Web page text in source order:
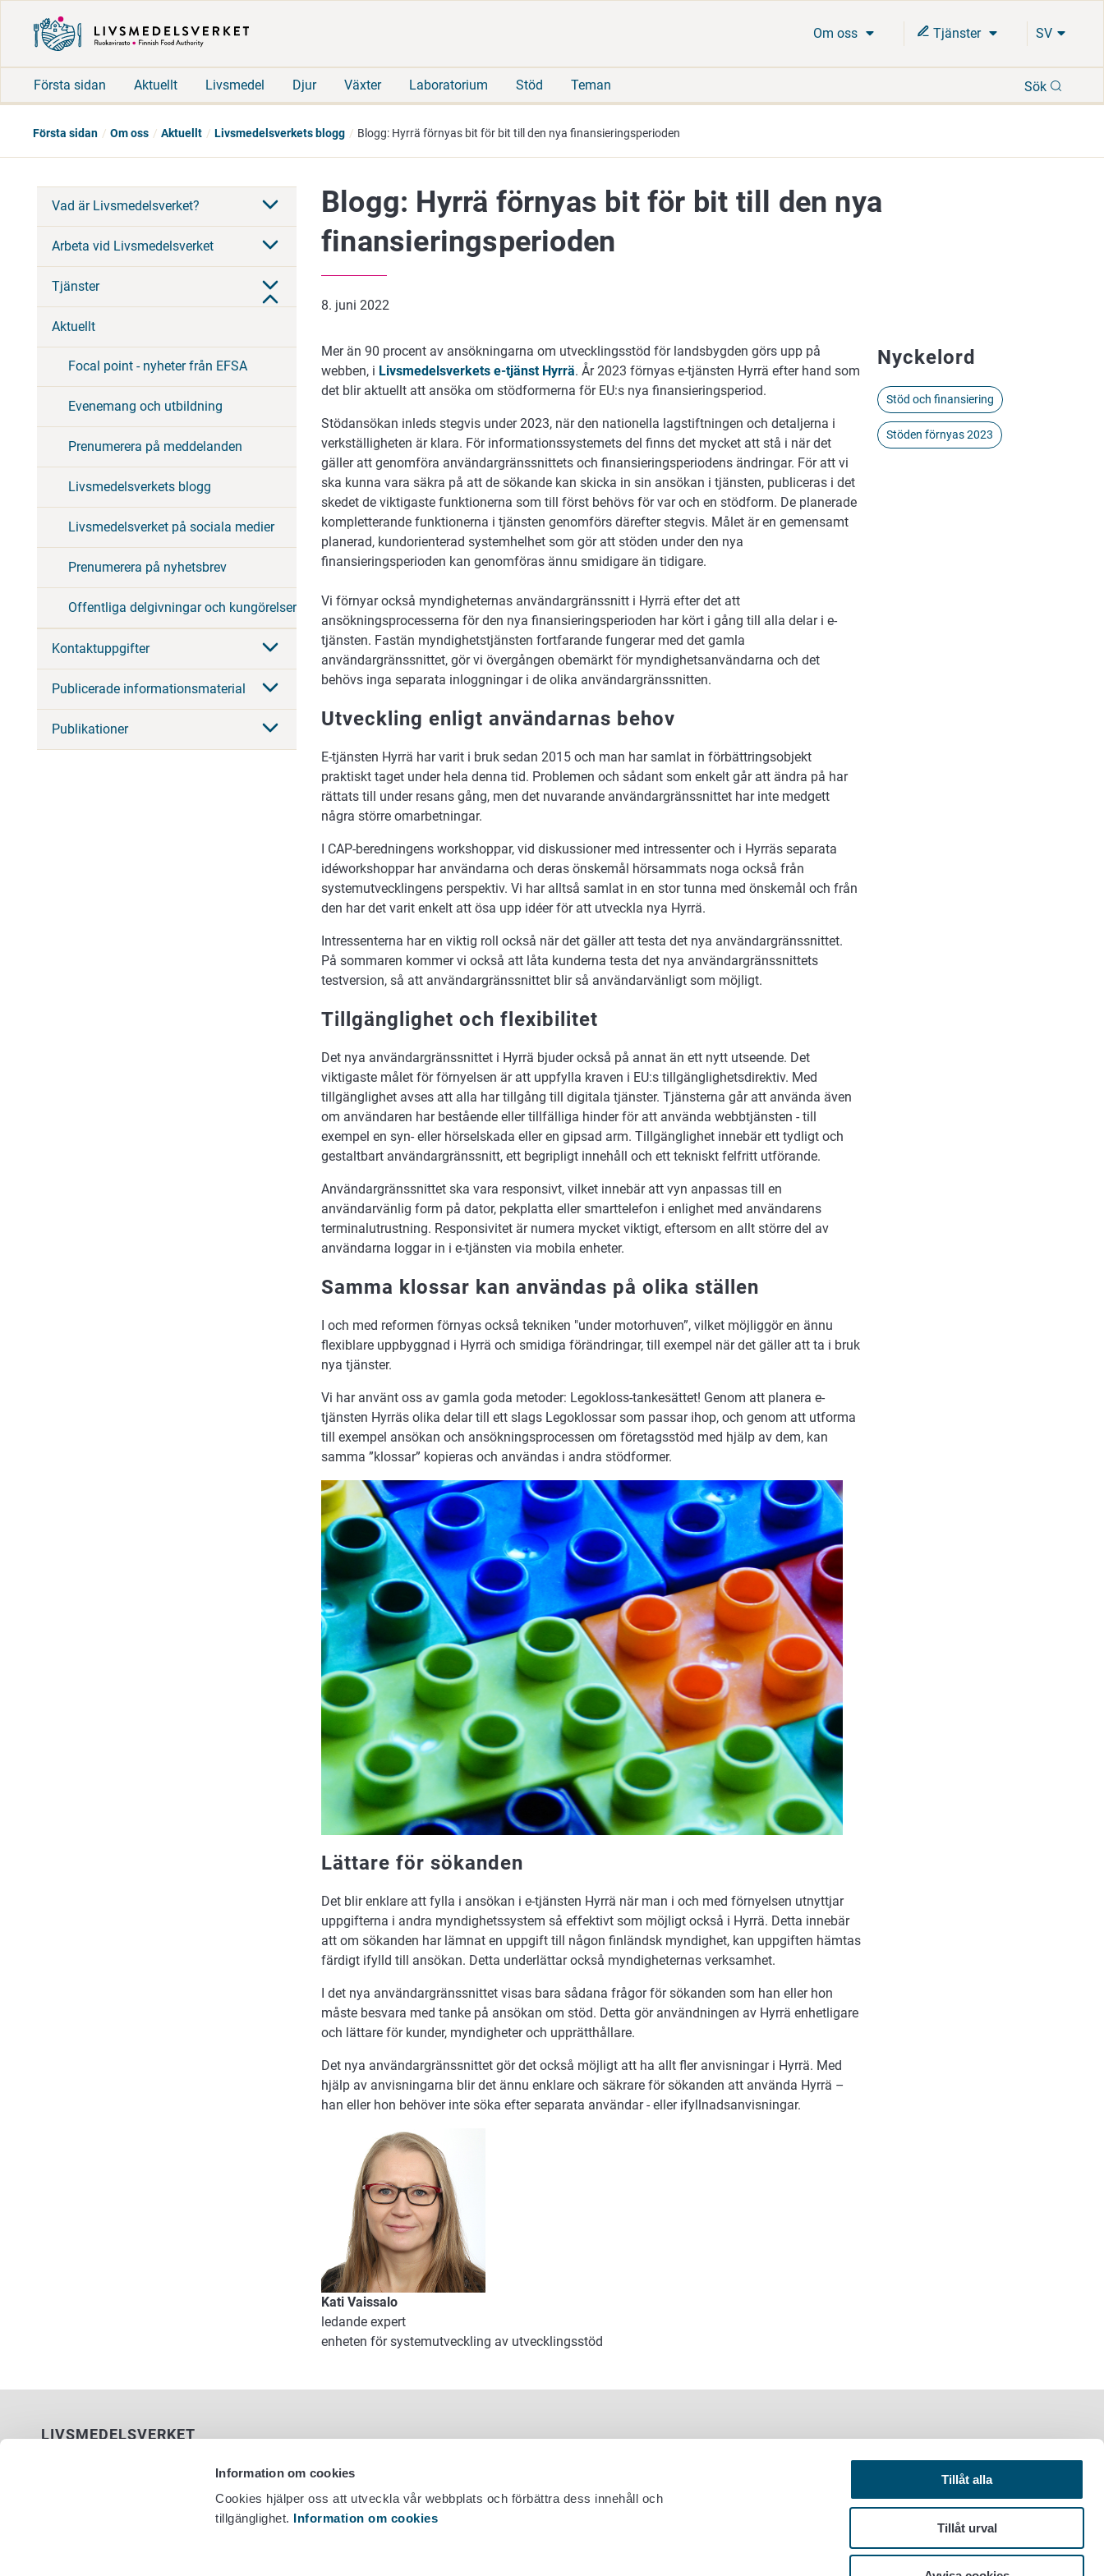
Information om cookies
Cookies hjälper oss att utveckla vår webbplats och förbättra dess innehåll och
tillgänglighet. Information om cookies
Tillåt alla
Tillåt urval
Om oss Tjänster SV
Första sidan Aktuellt Livsmedel Djur Växter Laboratorium Stöd Teman Sök
Första sidan Om oss Aktuellt Livsmedelsverkets blogg Blogg: Hyrrä förnyas bit för bit till den nya finansieringsperioden
Vad är Livsmedelsverket?
Arbeta vid Livsmedelsverket
Tjänster
Aktuellt
Focal point - nyheter från EFSA
Evenemang och utbildning
Prenumerera på meddelanden
Livsmedelsverkets blogg
Livsmedelsverket på sociala medier
Prenumerera på nyhetsbrev
Offentliga delgivningar och kungörelser
Kontaktuppgifter
Publicerade informationsmaterial
Publikationer
Blogg: Hyrrä förnyas bit för bit till den nya
finansieringsperioden
8. juni 2022
Mer än 90 procent av ansökningarna om utvecklingsstöd för landsbygden görs upp på
webben, i Livsmedelsverkets e-tjänst Hyrrä. År 2023 förnyas e-tjänsten Hyrrä efter hand som
det blir aktuellt att ansöka om stödformerna för EU:s nya finansieringsperiod.
Stödansökan inleds stegvis under 2023, när den nationella lagstiftningen och detaljerna i
verkställigheten är klara. För informationssystemets del finns det mycket att stå i när det
gäller att genomföra användargränssnittets och finansieringsperiodens ändringar. För att vi
ska kunna vara säkra på att de sökande kan skicka in sin ansökan i tjänsten, publiceras i det
skedet de viktigaste funktionerna som till först behövs för var och en stödform. De planerade
kompletterande funktionerna i tjänsten genomförs därefter stegvis. Målet är en gemensamt
planerad, kundorienterad systemhelhet som gör att stöden under den nya
finansieringsperioden kan genomföras ännu smidigare än tidigare.
Vi förnyar också myndigheternas användargränssnitt i Hyrrä efter det att
ansökningsprocesserna för den nya finansieringsperioden har kört i gång till alla delar i e-
tjänsten. Fastän myndighetstjänsten fortfarande fungerar med det gamla
användargränssnittet, gör vi övergången obemärkt för myndighetsanvändarna och det
behövs inga separata inloggningar i de olika användargränssnitten.
Utveckling enligt användarnas behov
E-tjänsten Hyrrä har varit i bruk sedan 2015 och man har samlat in förbättringsobjekt
praktiskt taget under hela denna tid. Problemen och sådant som enkelt går att ändra på har
rättats till under resans gång, men det nuvarande användargränssnittet har inte medgett
några större omarbetningar.
I CAP-beredningens workshoppar, vid diskussioner med intressenter och i Hyrräs separata
idéworkshoppar har användarna och deras önskemål hörsammats noga också från
systemutvecklingens perspektiv. Vi har alltså samlat in en stor tunna med önskemål och från
den har det varit enkelt att ösa upp idéer för att utveckla nya Hyrrä.
Intressenterna har en viktig roll också när det gäller att testa det nya användargränssnittet.
På sommaren kommer vi också att låta kunderna testa det nya användargränssnittets
testversion, så att användargränssnittet blir så användarvänligt som möjligt.
Tillgänglighet och flexibilitet
Det nya användargränssnittet i Hyrrä bjuder också på annat än ett nytt utseende. Det
viktigaste målet för förnyelsen är att uppfylla kraven i EU:s tillgänglighetsdirektiv. Med
tillgänglighet avses att alla har tillgång till digitala tjänster. Tjänsterna går att använda även
om användaren har bestående eller tillfälliga hinder för att använda webbtjänsten - till
exempel en syn- eller hörselskada eller en gipsad arm. Tillgänglighet innebär ett tydligt och
gestaltbart användargränssnitt, ett begripligt innehåll och ett tekniskt felfritt utförande.
Användargränssnittet ska vara responsivt, vilket innebär att vyn anpassas till en
användarvänlig form på dator, pekplatta eller smarttelefon i enlighet med användarens
terminalutrustning. Responsivitet är numera mycket viktigt, eftersom en allt större del av
användarna loggar in i e-tjänsten via mobila enheter.
Samma klossar kan användas på olika ställen
I och med reformen förnyas också tekniken "under motorhuven”, vilket möjliggör en ännu
flexiblare uppbyggnad i Hyrrä och smidiga förändringar, till exempel när det gäller att ta i bruk
nya tjänster.
Vi har använt oss av gamla goda metoder: Legokloss-tankesättet! Genom att planera e-
tjänsten Hyrräs olika delar till ett slags Legoklossar som passar ihop, och genom att utforma
till exempel ansökan och ansökningsprocessen om företagsstöd med hjälp av dem, kan
samma ”klossar” kopieras och användas i andra stödformer.
Lättare för sökanden
Det blir enklare att fylla i ansökan i e-tjänsten Hyrrä när man i och med förnyelsen utnyttjar
uppgifterna i andra myndighetssystem så effektivt som möjligt också i Hyrrä. Detta innebär
att om sökanden har lämnat en uppgift till någon finländsk myndighet, kan uppgiften hämtas
färdigt ifylld till ansökan. Detta underlättar också myndigheternas verksamhet.
I det nya användargränssnittet visas bara sådana frågor för sökanden som han eller hon
måste besvara med tanke på ansökan om stöd. Detta gör användningen av Hyrrä enhetligare
och lättare för kunder, myndigheter och upprätthållare.
Det nya användargränssnittet gör det också möjligt att ha allt fler anvisningar i Hyrrä. Med
hjälp av anvisningarna blir det ännu enklare och säkrare för sökanden att använda Hyrrä –
han eller hon behöver inte söka efter separata användar - eller ifyllnadsanvisningar.
Kati Vaissalo
ledande expert
enheten för systemutveckling av utvecklingsstöd
Nyckelord
Stöd och finansiering
Stöden förnyas 2023
LIVSMEDELSVERKET